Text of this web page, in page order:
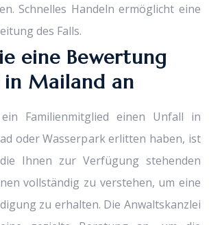
Schnelles Handeln ermöglicht eine
des Falls.
eine Bewertung
in Mailand an
Familienmitglied einen Unfall in
oder Wasserpark erlitten haben, ist
Ihnen zur Verfügung stehenden
vollständig zu verstehen, um eine
zu erhalten. Die Anwaltskanzlei